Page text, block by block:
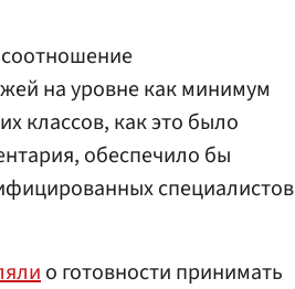
на уровне как минимум
классов, как это было
обеспечило бы
специалистов
о готовности принимать